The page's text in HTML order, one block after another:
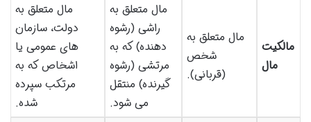
مالکیت
مال
مال متعلق به
شخص
(قربانی).
مال متعلق به
راشی (رشوه
دهنده) که به
مرتشی (رشوه
گیرنده) منتقل
می شود.
مال متعلق به
دولت، سازمان
های عمومی یا
اشخاص که به
مرتکب سپرده
شده.